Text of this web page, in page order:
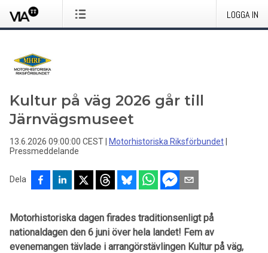
LOGGA IN
Kultur på väg 2026 går till
Järnvägsmuseet
13.6.2026 09:00:00 CEST Motorhistoriska Riksförbundet
Pressmeddelande
Dela
Motorhistoriska dagen firades traditionsenligt på
nationaldagen den 6 juni över hela landet! Fem av
evenemangen tävlade i arrangörstävlingen Kultur på väg,